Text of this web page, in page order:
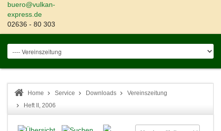
buero@vulkan-
express.de
02636 - 80 303
Home Service Downloads
Vereinszeitung
Heft II, 2006